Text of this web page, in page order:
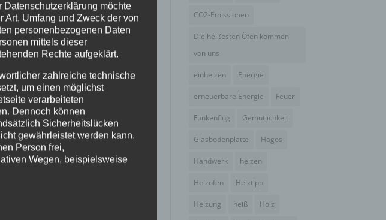
CO2-Emissionen
Die heißesten Öfen kommen
von uns
einheizen Energie
erneuerbare Energie Feuer
Funkenflug Gemütlichkeit
Glasbodenplatte Hagos
Handwerk heizen
Heizofen Heiztipp
Heizung heiß Holz
Datenschutzerklärung möchte
Art, Umfang und Zweck der von
personenbezogenen Daten
mittels dieser
Rechte aufgeklärt.
zahlreiche technische
um einen möglichst
verarbeiteten
Dennoch können
Sicherheitslücken
gewährleistet werden kann.
Person frei,
Wegen, beispielsweise